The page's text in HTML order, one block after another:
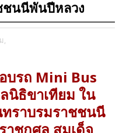
ชนนีพันปีหลวง
,
บรถ Mini Bus
นิธิขาเทียม ใน
ราบรมราชชนนี